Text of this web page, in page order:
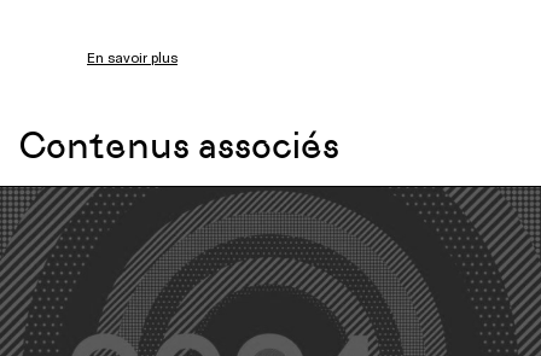
En savoir plus
Contenus associés